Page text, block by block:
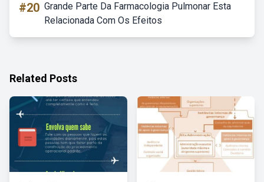
#20 Grande Parte Da Farmacologia Pulmonar Esta
Relacionada Com Os Efeitos
Related Posts